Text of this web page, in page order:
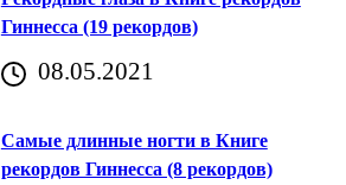
Гиннесса (19 рекордов)
08.05.2021
Самые длинные ногти в Книге
рекордов Гиннесса (8 рекордов)